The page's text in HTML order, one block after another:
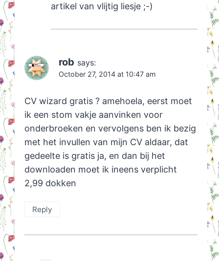
artikel van vlijtig liesje ;-)
rob says:
October 27, 2014 at 10:47 am
CV wizard gratis ? amehoela, eerst moet
ik een stom vakje aanvinken voor
onderbroeken en vervolgens ben ik bezig
met het invullen van mijn CV aldaar, dat
gedeelte is gratis ja, en dan bij het
downloaden moet ik ineens verplicht
2,99 dokken
Reply